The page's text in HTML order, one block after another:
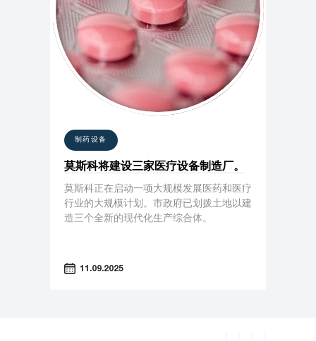
制药设备
莫斯科将建设三家医疗设备制造厂。
莫斯科正在启动一项大规模发展医药和医疗
行业的大规模计划。市政府已划拨土地以建
造三个全新的现代化生产综合体。
11.09.2025